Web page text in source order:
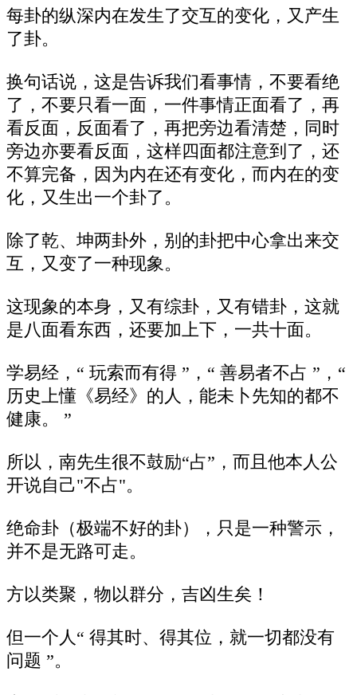
每卦的纵深内在发生了交互的变化，又产生
了卦。
换句话说，这是告诉我们看事情，不要看绝
了，不要只看一面，一件事情正面看了，再
看反面，反面看了，再把旁边看清楚，同时
旁边亦要看反面，这样四面都注意到了，还
不算完备，因为内在还有变化，而内在的变
化，又生出一个卦了。
除了乾、坤两卦外，别的卦把中心拿出来交
互，又变了一种现象。
这现象的本身，又有综卦，又有错卦，这就
是八面看东西，还要加上下，一共十面。
学易经，“ 玩索而有得 ”，“ 善易者不占 ”，“
历史上懂《易经》的人，能未卜先知的都不
健康。 ”
所以，南先生很不鼓励“占”，而且他本人公
开说自己"不占"。
绝命卦（极端不好的卦），只是一种警示，
并不是无路可走。
方以类聚，物以群分，吉凶生矣！
但一个人“ 得其时、得其位，就一切都没有
问题 ”。